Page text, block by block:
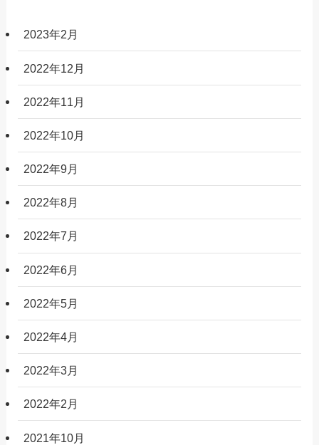
2023年2月
2022年12月
2022年11月
2022年10月
2022年9月
2022年8月
2022年7月
2022年6月
2022年5月
2022年4月
2022年3月
2022年2月
2021年10月